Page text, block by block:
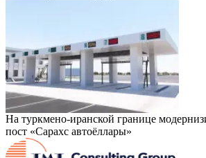
На туркмено-иранской границе
пост «Сарахс автоёллары»